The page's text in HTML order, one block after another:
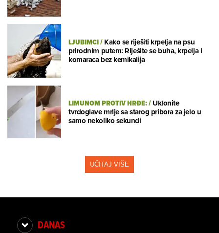
LJUBIMCI/Kako se riješiti krpelja na psu
prirodnim putem: Riješite se buha, krpelja i
komaraca bez kemikalija
LIMUNOM PROTIV HRĐE:/Uklonite
tvrdoglave mrlje sa starog pribora za jelo u
samo nekoliko sekundi
UČITAJ VIŠE
DANAS